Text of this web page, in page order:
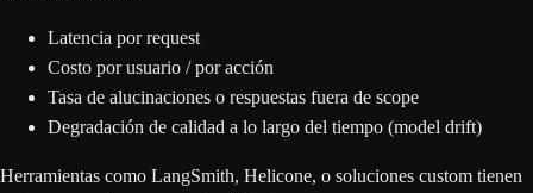
Latencia por request
Costo por usuario / por acción
Tasa de alucinaciones o respuestas fuera de scope
Degradación de calidad a lo largo del tiempo (model drift)
Herramientas como LangSmith, Helicone, o soluciones custom tienen